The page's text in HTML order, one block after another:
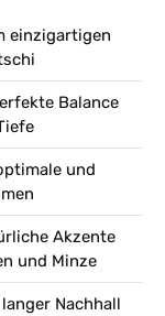
einzigartigen
Balance
und
Akzente
und Minze
Nachhall